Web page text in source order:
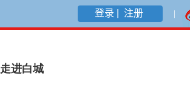
登录 | 注册